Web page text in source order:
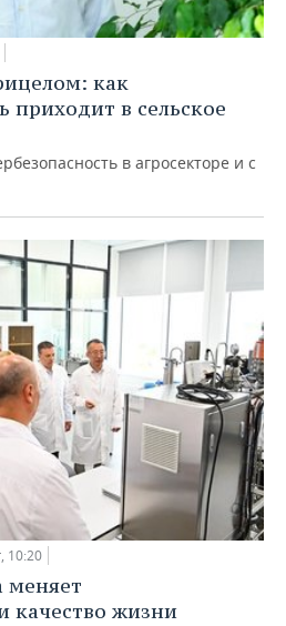
как
приходит в сельское
в агросекторе и с
10:20
меняет
качество жизни